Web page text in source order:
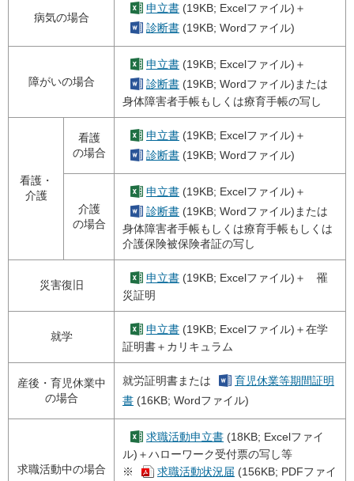
病気の場合
申立書 (19KB; Excelファイル)＋
診断書 (19KB; Wordファイル)
障がいの場合
申立書 (19KB; Excelファイル)＋
診断書 (19KB; Wordファイル)または
身体障害者手帳もしくは療育手帳の写し
看護・
介護
看護
の場合
申立書 (19KB; Excelファイル)＋
診断書 (19KB; Wordファイル)
介護
の場合
申立書 (19KB; Excelファイル)＋
診断書 (19KB; Wordファイル)または
身体障害者手帳もしくは療育手帳もしくは
介護保険被保険者証の写し
災害復旧
申立書 (19KB; Excelファイル)＋ 罹
災証明
就学
申立書 (19KB; Excelファイル)＋在学
証明書＋カリキュラム
産後・育児休業中
の場合
就労証明書または
育児休業等期間証明
書 (16KB; Wordファイル)
求職活動中の場合
求職活動申立書 (18KB; Excelファイ
ル)＋ハローワーク受付票の写し等
※
求職活動状況届 (156KB; PDFファイ